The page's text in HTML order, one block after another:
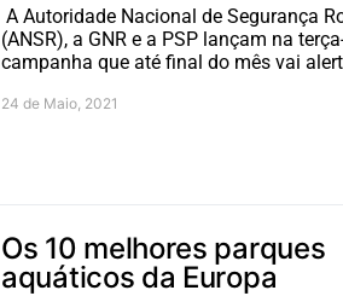
A Autoridade Nacional de Segurança
(ANSR), a GNR e a PSP lançam na
campanha que até final do mês vai
24 de Maio, 2021
Os 10 melhores parques
aquáticos da Europa